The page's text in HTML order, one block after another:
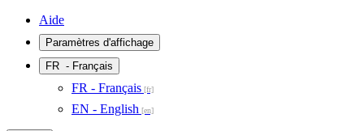
Aide
Paramètres d'affichage
FR - Français
FR - Français
EN - English